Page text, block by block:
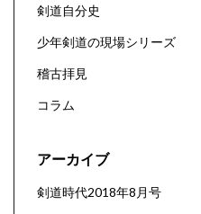
剣道自分史
少年剣道の現場シリーズ
稽古拝見
コラム
アーカイブ
剣道時代2018年8月号